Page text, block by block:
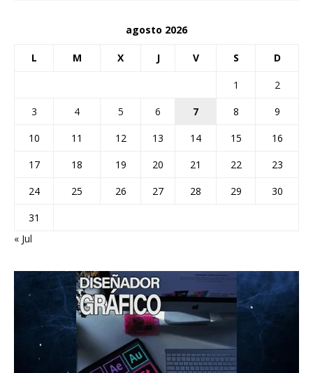
agosto 2026
L M X J V S D
1
2
3
4 5 6 7 8
9
10
11 12 13 14 15
16
17
18 19 20 21 22
23
24
25 26 27 28 29
30
31
« Jul